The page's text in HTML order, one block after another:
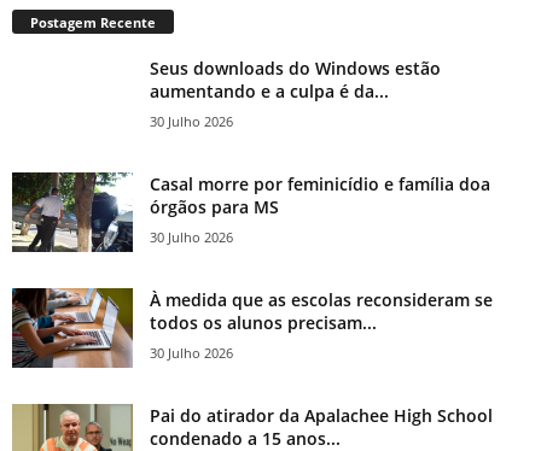
Postagem Recente
Seus downloads do Windows estão
aumentando e a culpa é da...
30 Julho 2026
Casal morre por feminicídio e família doa
órgãos para MS
30 Julho 2026
À medida que as escolas reconsideram se
todos os alunos precisam...
30 Julho 2026
Pai do atirador da Apalachee High School
condenado a 15 anos...